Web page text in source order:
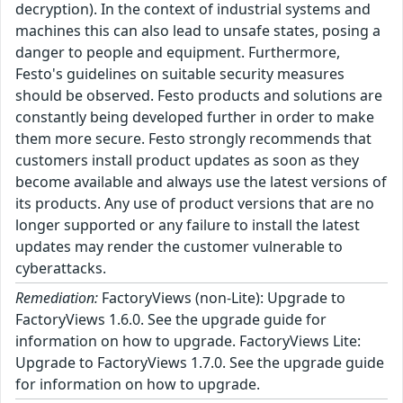
decryption). In the context of industrial systems and
machines this can also lead to unsafe states, posing a
danger to people and equipment. Furthermore,
Festo's guidelines on suitable security measures
should be observed. Festo products and solutions are
constantly being developed further in order to make
them more secure. Festo strongly recommends that
customers install product updates as soon as they
become available and always use the latest versions of
its products. Any use of product versions that are no
longer supported or any failure to install the latest
updates may render the customer vulnerable to
cyberattacks.
Remediation: FactoryViews (non-Lite): Upgrade to
FactoryViews 1.6.0. See the upgrade guide for
information on how to upgrade. FactoryViews Lite:
Upgrade to FactoryViews 1.7.0. See the upgrade guide
for information on how to upgrade.